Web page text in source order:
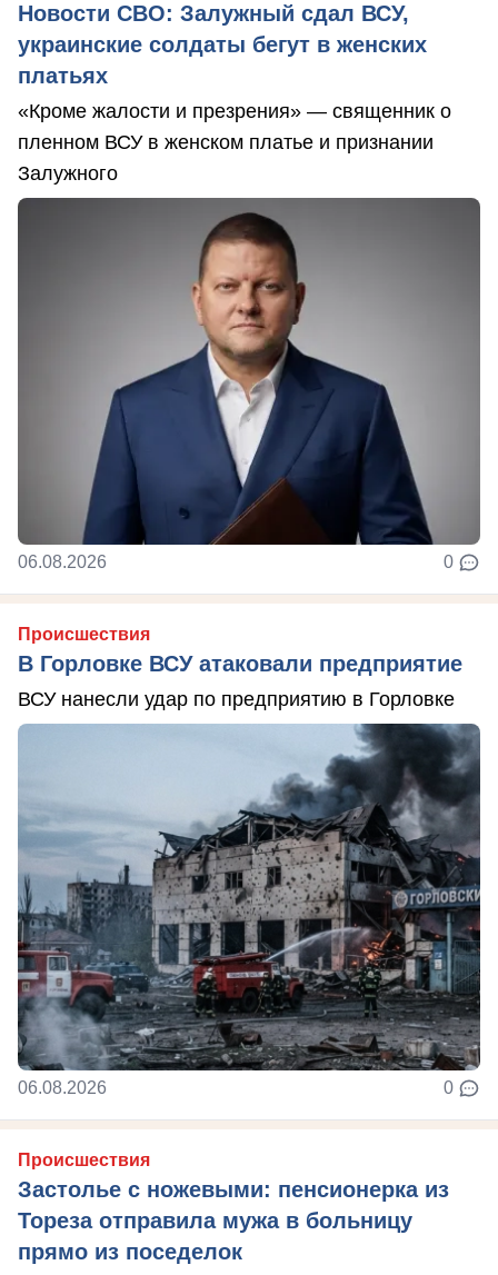
Новости СВО: Залужный сдал ВСУ,
украинские солдаты бегут в женских
платьях
«Кроме жалости и презрения» — священник о
пленном ВСУ в женском платье и признании
Залужного
06.08.2026 0
Происшествия
В Горловке ВСУ атаковали предприятие
ВСУ нанесли удар по предприятию в Горловке
06.08.2026 0
Происшествия
Застолье с ножевыми: пенсионерка из
Тореза отправила мужа в больницу
прямо из поседелок